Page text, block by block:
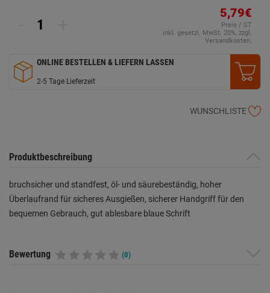
5,79€
Preis / ST
inkl. gesetzl. MwSt. 20%, zzgl.
Versandkosten.
ONLINE BESTELLEN & LIEFERN LASSEN
2-5 Tage Lieferzeit
WUNSCHLISTE
Produktbeschreibung
bruchsicher und standfest, öl- und säurebeständig, hoher
Überlaufrand für sicheres Ausgießen, sicherer Handgriff für den
bequemen Gebrauch, gut ablesbare blaue Schrift
Bewertung (0)